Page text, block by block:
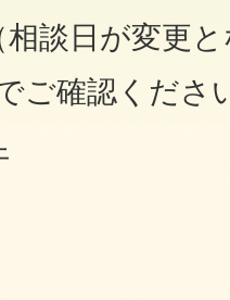
談日が変更
ご確認くださ